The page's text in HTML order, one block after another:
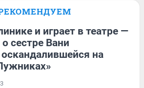
и играет в театре —
сестре Вани
на
3